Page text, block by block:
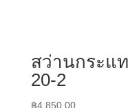
สว่านกระแ
20-2
฿4,850.00